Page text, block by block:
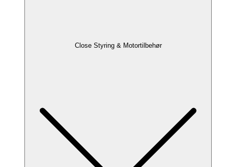
Close Styring & Motortilbehør